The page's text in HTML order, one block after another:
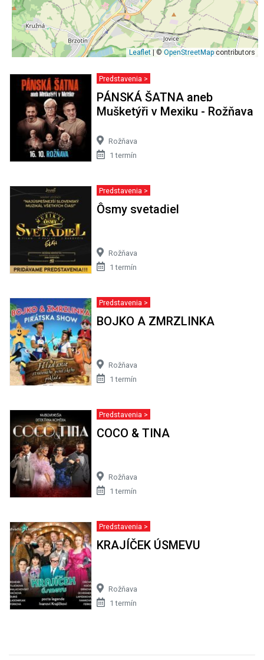
Leaflet | © OpenStreetMapcontributors
Predstavenia >
PÁNSKÁ ŠATNA aneb
Mušketýři v Mexiku - Rožňava
Rožňava
1 termín
Predstavenia >
Ôsmy svetadiel
Rožňava
1 termín
Predstavenia >
BOJKO A ZMRZLINKA
Rožňava
1 termín
Predstavenia >
COCO & TINA
Rožňava
1 termín
Predstavenia >
KRAJÍČEK ÚSMEVU
Rožňava
1 termín